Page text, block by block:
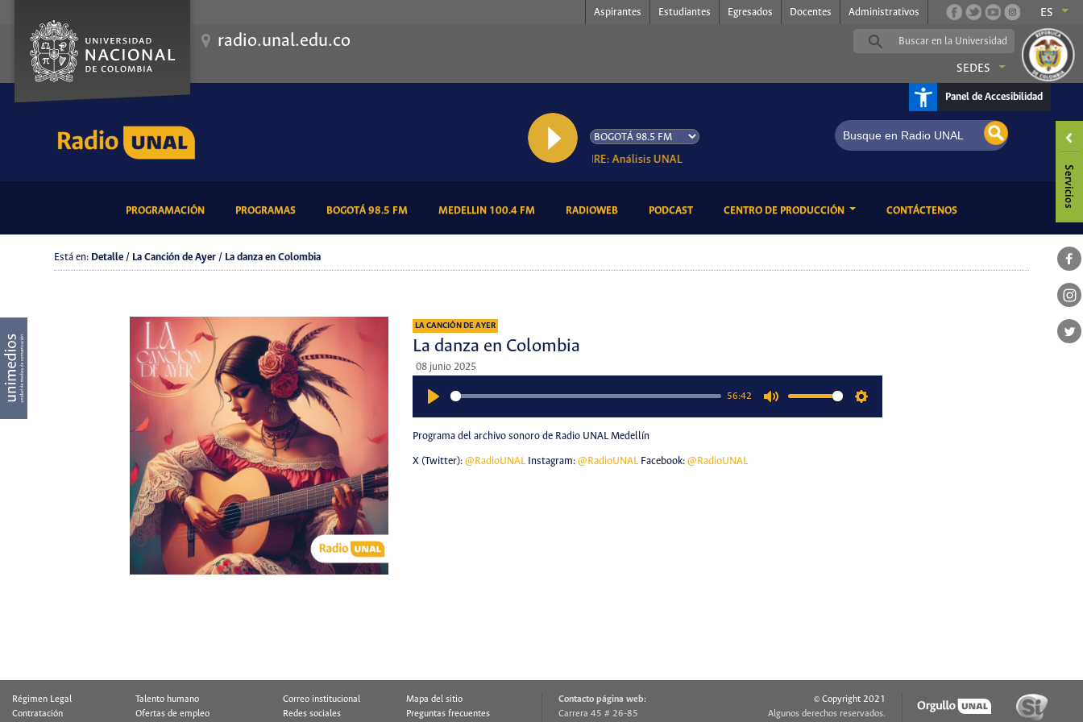
Aspirantes Estudiantes Egresados Docentes Administrativos ES
radio.unal.edu.co
SEDES
Panel de Accesibilidad
AL AIRE: Análisis UNAL
PROGRAMACIÓN(CURRENT)PROGRAMAS(CURRENT)BOGOTÁ 98.5 FM(CURRENT)MEDELLIN 100.4 FM(CURRENT)RADIOWEB(CURRENT)PODCAST(CURRENT)CENTRO DE PRODUCCIÓN CONTÁCTENOS(CURRENT)
Está en: Detalle / La Canción de Ayer / La danza en Colombia
LA CANCIÓN DE AYER
La danza en Colombia
08 junio 2025
56:42
Programa del archivo sonoro de Radio UNAL Medellín
X (Twitter): @RadioUNALInstagram: @RadioUNALFacebook: @RadioUNAL
Régimen Legal
Talento humano
Contratación
Ofertas de empleo
Correo institucional
Mapa del sitio
Redes sociales
Preguntas frecuentes
Contacto página web:
Carrera 45 # 26-85
© Copyright 2021
Algunos derechos reservados.